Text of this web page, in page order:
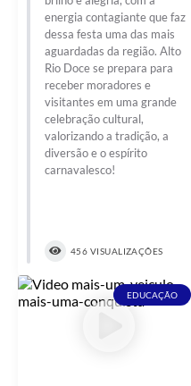
energia contagiante que faz
dessa festa uma das mais
aguardadas da região. Alto
Rio Doce se prepara para
receber moradores e
visitantes em uma grande
celebração cultural,
valorizando a tradição, a
diversão e o espírito
carnavalesco!
456 VISUALIZAÇÕES
EDUCAÇÃO